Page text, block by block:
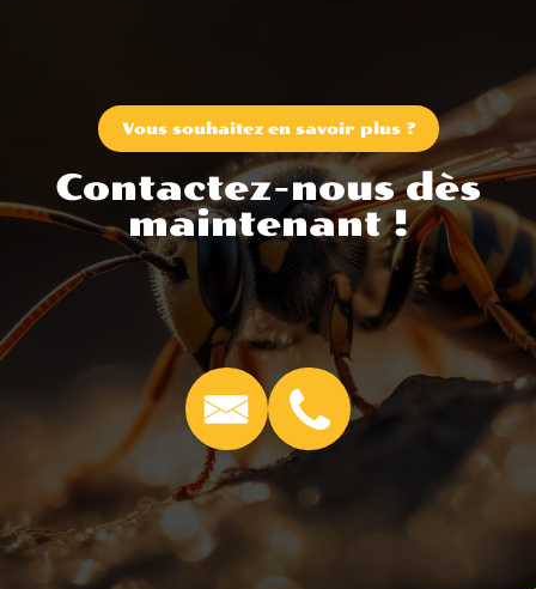
Vous souhaitez en savoir plus ?
Contactez-nous dès
maintenant !